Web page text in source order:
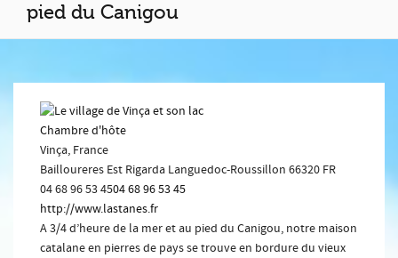
pied du Canigou
Chambre d'hôte
Vinça, France
Bailloureres Est Rigarda Languedoc-Roussillon 66320 FR
04 68 96 53 4504 68 96 53 45
http://www.lastanes.fr
A 3/4 d’heure de la mer et au pied du Canigou, notre maison
catalane en pierres de pays se trouve en bordure du vieux